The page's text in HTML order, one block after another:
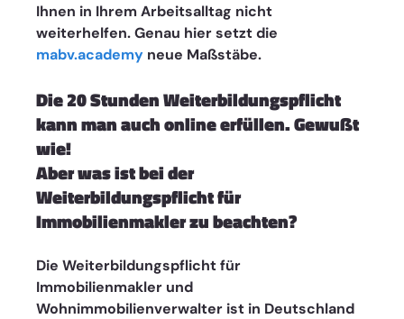
Ihnen in Ihrem Arbeitsalltag nicht
weiterhelfen. Genau hier setzt die
mabv.academy neue Maßstäbe.
Die 20 Stunden Weiterbildungspflicht
kann man auch online erfüllen. Gewußt
wie!
Aber was ist bei der
Weiterbildungspflicht für
Immobilienmakler zu beachten?
Die Weiterbildungspflicht für
Immobilienmakler und
Wohnimmobilienverwalter ist in Deutschland